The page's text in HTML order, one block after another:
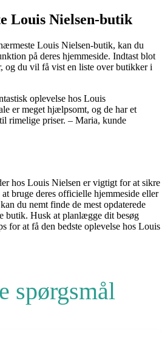
Louis Nielsen-butik
Louis Nielsen-butik, kan du
på deres hjemmeside. Indtast blot
og du vil få vist en liste over butikker i
oplevelse hos Louis
er meget hjælpsomt, og de har et
rimelige priser. – Maria, kunde
hos Louis Nielsen er vigtigt for at sikre
bruge deres officielle hjemmeside eller
du nemt finde de mest opdaterede
butik. Husk at planlægge dit besøg
for at få den bedste oplevelse hos Louis
spørgsmål